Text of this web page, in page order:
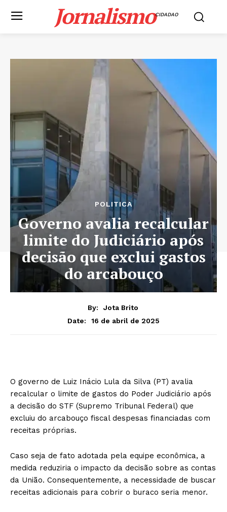
JornalismoCIDADAO
POLITICA
Governo avalia recalcular
limite do Judiciário após
decisão que exclui gastos
do arcabouço
By:
Jota Brito
Date:
16 de abril de 2025
O governo de Luiz Inácio Lula da Silva (PT) avalia
recalcular o limite de gastos do Poder Judiciário após
a decisão do STF (Supremo Tribunal Federal) que
excluiu do arcabouço fiscal despesas financiadas com
receitas próprias.
Caso seja de fato adotada pela equipe econômica, a
medida reduziria o impacto da decisão sobre as contas
da União. Consequentemente, a necessidade de buscar
receitas adicionais para cobrir o buraco seria menor.